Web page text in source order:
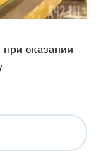
при оказании